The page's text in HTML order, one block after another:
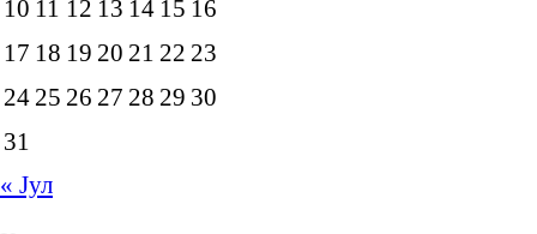
10 11 12 13 14 15 16
17 18 19 20 21 22 23
24 25 26 27 28 29 30
31
« Јул